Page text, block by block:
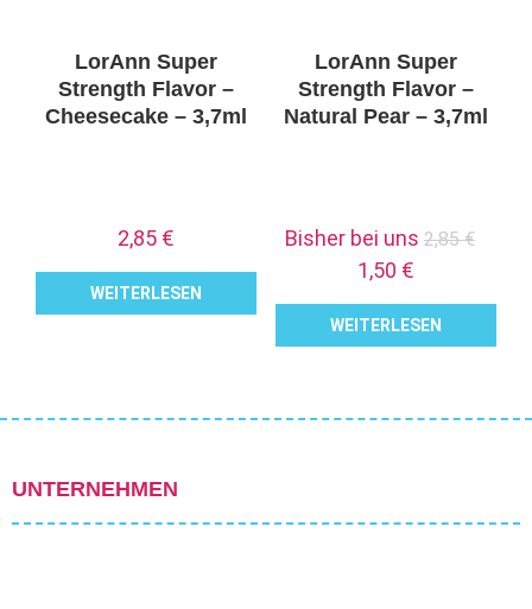
LorAnn Super
Strength Flavor –
Cheesecake – 3,7ml
2,85 €
WEITERLESEN
LorAnn Super
Strength Flavor –
Natural Pear – 3,7ml
Bisher bei uns 2,85€
war:
1,50 €Aktueller
Preis
ist:
WEITERLESEN
UNTERNEHMEN